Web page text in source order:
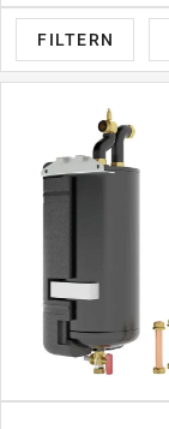
FILTERN